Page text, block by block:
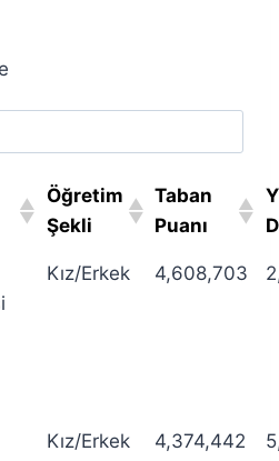
Öğretim
Şekli
Taban
Puanı
Kız/Erkek 4,608,703
Kız/Erkek 4,374,442